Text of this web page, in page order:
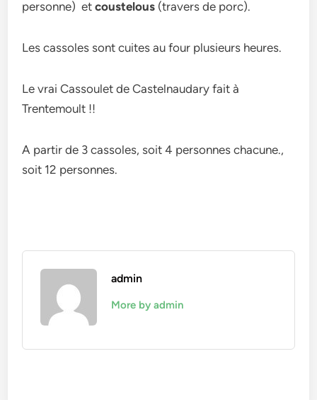
personne) etcoustelous (travers de porc).
Les cassoles sont cuites au four plusieurs heures.
Le vrai Cassoulet de Castelnaudary fait à
Trentemoult !!
A partir de 3 cassoles, soit 4 personnes chacune.,
soit 12 personnes.
admin
More by admin